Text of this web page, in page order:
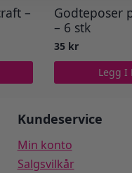
–
Godteposer
– 6 stk
35 kr
Legg I
Kundeservice
Min konto
Salgsvilkår